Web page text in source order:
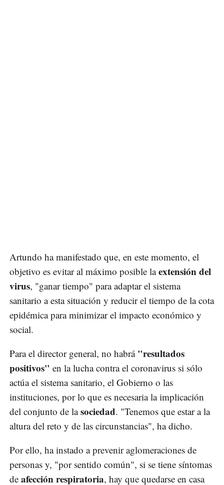
Artundo ha manifestado que, en este momento, el
objetivo es evitar al máximo posible laextensión del
virus, "ganar tiempo" para adaptar el sistema
sanitario a esta situación y reducir el tiempo de la cota
epidémica para minimizar el impacto económico y
social.
Para el director general, no habrá"resultados
positivos" en la lucha contra el coronavirus si sólo
actúa el sistema sanitario, el Gobierno o las
instituciones, por lo que es necesaria la implicación
del conjunto de lasociedad. "Tenemos que estar a la
altura del reto y de las circunstancias", ha dicho.
Por ello, ha instado a prevenir aglomeraciones de
personas y, "por sentido común", si se tiene síntomas
de afección respiratoria, hay que quedarse en casa